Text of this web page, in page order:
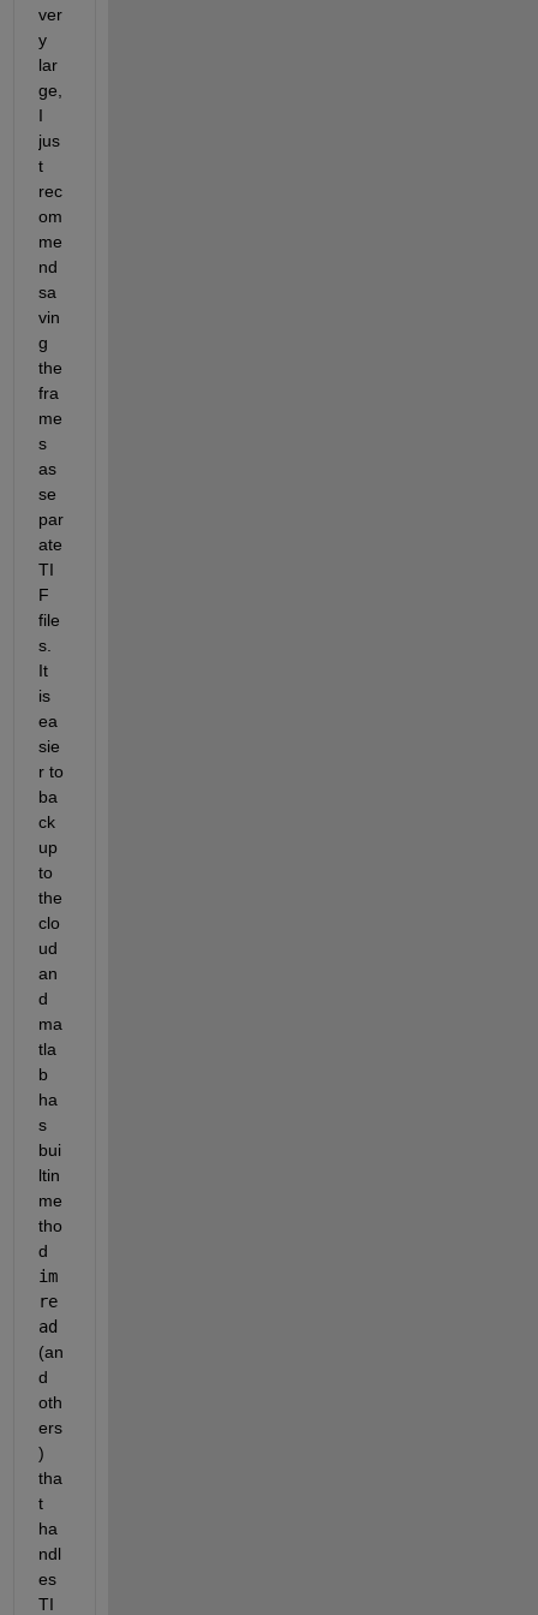
ver
y
lar
ge,
I
jus
t
rec
om
me
nd
sa
vin
g
the
fra
me
s
as
se
par
ate
TI
F
file
s.
It
is
ea
sie
r to
ba
ck
up
to
the
clo
ud
an
d
ma
tla
b
ha
s
bui
ltin
me
tho
im
re
ad
(an
d
oth
ers
)
tha
t
ha
ndl
es
TI